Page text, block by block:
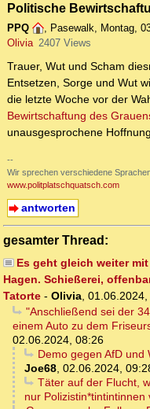
Politische
PPQ , Pasewalk, Montag,
Olivia 2407 Views
Trauer, Wut und Scham
Entsetzen, Sorge und Wut
die letzte Woche vor der
Bewirtschaftung des
unausgesprochene
--
Wir sprechen verschiedene
www.politplatschquatsch.com
antworten
gesamter Thread:
Es geht gleich weiter
Hagen. Schießerei,
Tatorte - Olivia,
"Anschließend sei der
einem Auto zu dem
02.06.2024, 08:26
Demo gegen AfD und
Joe68, 02.06.2024,
Täter auf der Flucht,
nur Polizistin*tintintinnen